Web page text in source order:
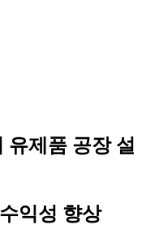
제품 공장 설
익성 향상